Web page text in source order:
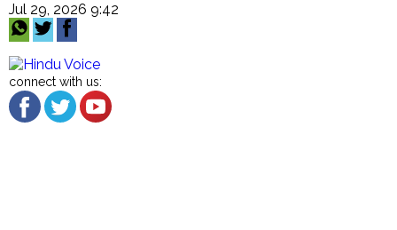
Jul 29, 2026 9:42
connect with us: